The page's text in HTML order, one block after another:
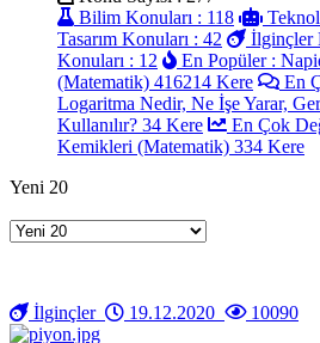
Bilim Konuları : 118
Tasarım Konuları : 42
İlginçler
Konuları : 12
En Popüler :
(Matematik) 416214 Kere
En
Logaritma Nedir, Ne İşe Yarar,
Kullanılır? 34 Kere
En Çok
Kemikleri (Matematik) 334 Kere
Yeni 20
İlginçler 19.12.2020 10090